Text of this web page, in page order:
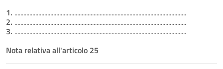
1. ...................................................................................................................
2. ...................................................................................................................
3. ...................................................................................................................
Nota relativa all'articolo 25